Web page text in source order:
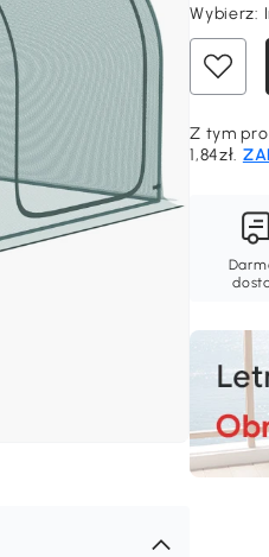
Wybierz:
Z tym
1,84zł.